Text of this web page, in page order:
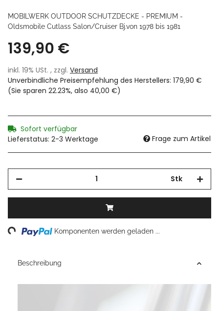
MOBILWERK OUTDOOR SCHUTZDECKE - PREMIUM -
Oldsmobile Cutlass Salon/Cruiser Bj.von 1978 bis 1981
139,90 €
inkl. 19% USt. , zzgl. Versand
Unverbindliche Preisempfehlung des Herstellers: 179,90 €
(Sie sparen 22.23%, also 40,00 €)
Sofort verfügbar
Lieferstatus: 2-3 Werktage
Frage zum Artikel
Stk
Loading... Komponenten werden geladen ...
Beschreibung